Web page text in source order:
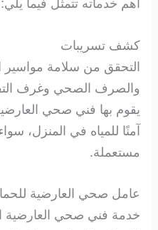
أهم خدماته تتمثل فيما يلي:
كشف تسريبات
التحقق من سلامة مواسير
والصرف الصحي وغرف
يقوم بها فني صحي
آمنًا للمياه في المنزل،
مستعملة.
عامل صحي العارضية
خدمة فني صحي العارضية